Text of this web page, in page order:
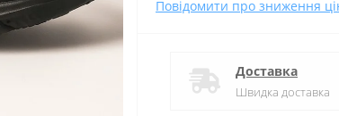
Повідомити про зниження
Доставка
Швидка доставка